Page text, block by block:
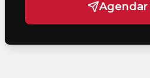
Agendar